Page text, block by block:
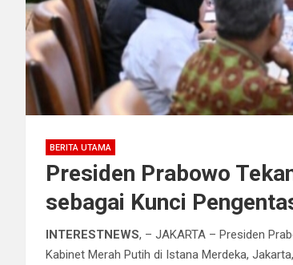
BERITA UTAMA
Presiden Prabowo
sebagai Kunci
INTERESTNEWS, – JAKARTA – Presiden
Kabinet Merah Putih di Istana Merdeka,